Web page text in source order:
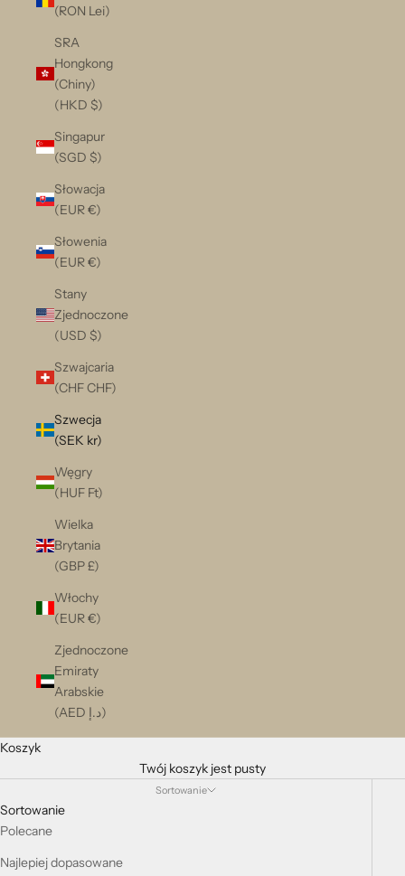
(RON Lei)
SRA
Hongkong
(Chiny)
(HKD $)
Singapur
(SGD $)
Słowacja
(EUR €)
Słowenia
(EUR €)
Stany
Zjednoczone
(USD $)
Szwajcaria
(CHF CHF)
Szwecja
(SEK kr)
Węgry
(HUF Ft)
Wielka
Brytania
(GBP £)
Włochy
(EUR €)
Zjednoczone
Emiraty
Arabskie
(AED د.إ)
Koszyk
Twój koszyk jest pusty
Sortowanie
Sortowanie
Polecane
Najlepiej dopasowane